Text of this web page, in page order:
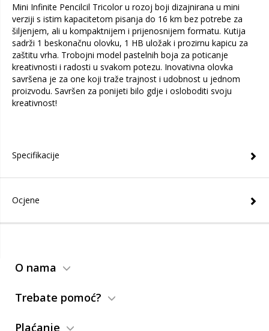
Mini Infinite Pencilcil Tricolor u rozoj boji dizajnirana u mini
verziji s istim kapacitetom pisanja do 16 km bez potrebe za
šiljenjem, ali u kompaktnijem i prijenosnijem formatu. Kutija
sadrži 1 beskonačnu olovku, 1 HB uložak i prozirnu kapicu za
zaštitu vrha. Trobojni model pastelnih boja za poticanje
kreativnosti i radosti u svakom potezu. Inovativna olovka
savršena je za one koji traže trajnost i udobnost u jednom
proizvodu. Savršen za ponijeti bilo gdje i osloboditi svoju
kreativnost!
Specifikacije
Ocjene
O nama
Trebate pomoć?
Plaćanje